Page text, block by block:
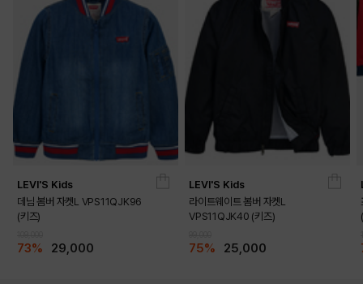
LEVI'S Kids
데님 봄버 자켓L VPS11QJK96
(키즈)
73% 29,000
LEVI'S Kids
라이트웨이트 봄버 자켓L
VPS11QJK40 (키즈)
75% 25,000